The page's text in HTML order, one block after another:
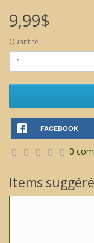
9,99$
Quantité
FACEBOOK
0
Items